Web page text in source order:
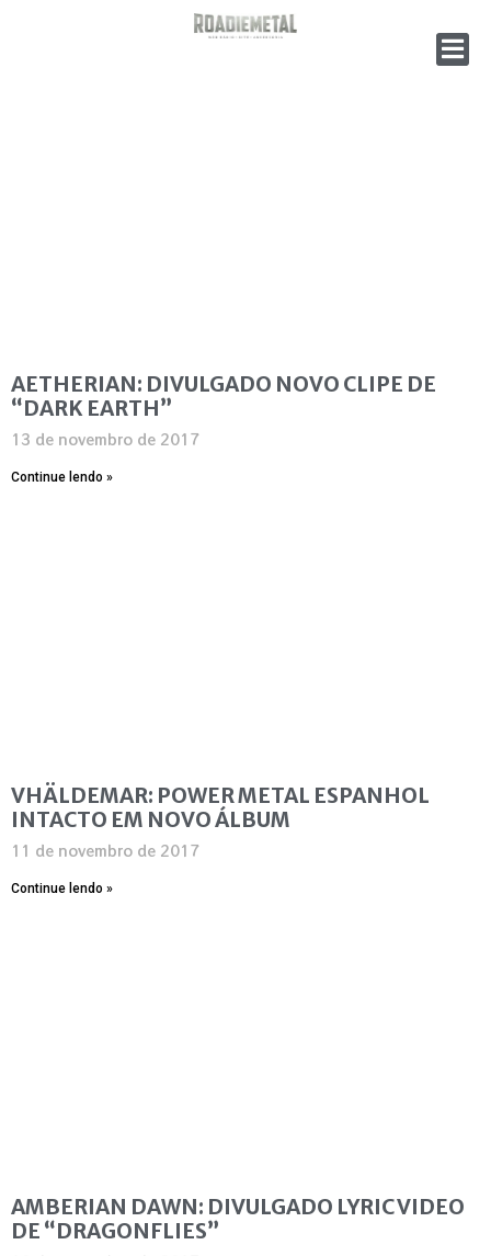
AETHERIAN: DIVULGADO NOVO CLIPE DE
“DARK EARTH”
13 de novembro de 2017
Continue lendo »
VHÄLDEMAR: POWER METAL ESPANHOL
INTACTO EM NOVO ÁLBUM
11 de novembro de 2017
Continue lendo »
AMBERIAN DAWN: DIVULGADO LYRIC VIDEO
DE “DRAGONFLIES”